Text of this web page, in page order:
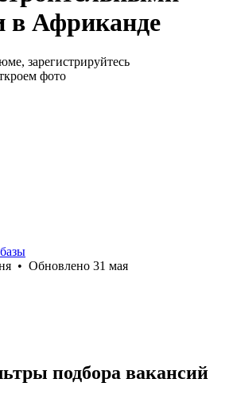
в Африканде
зарегистрируйтесь
фото
• Обновлено 31 мая
подбора вакансий